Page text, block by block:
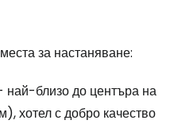
за настаняване:
най-близо до центъра на
хотел с добро качество